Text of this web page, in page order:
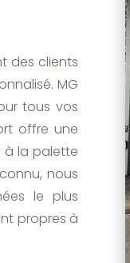
des clients
MG
tous vos
offre une
à la palette
nous
le plus
propres à